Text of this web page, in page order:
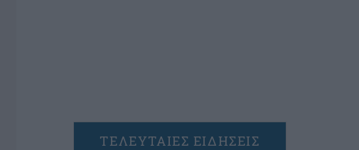
ΤΕΛΕΥΤΑΙΕΣ ΕΙΔΗΣΕΙΣ